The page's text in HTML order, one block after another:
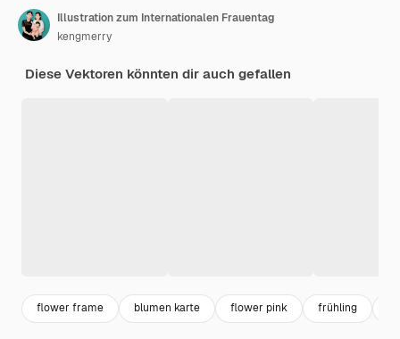
Illustration zum Internationalen Frauentag
kengmerry
Diese Vektoren könnten dir auch gefallen
flower frame blumen karte flower pink frühling